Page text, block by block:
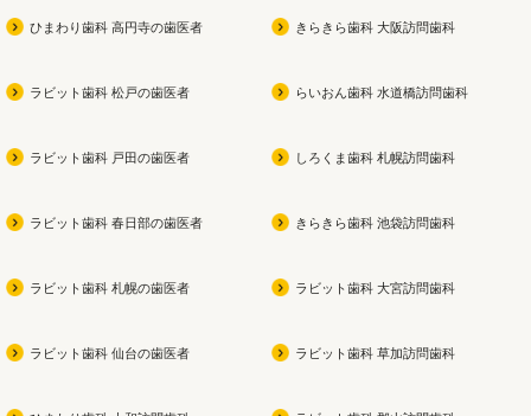
ひまわり歯科 高円寺の歯医者
ラビット歯科 松戸の歯医者
ラビット歯科 戸田の歯医者
ラビット歯科 春日部の歯医者
ラビット歯科 札幌の歯医者
ラビット歯科 仙台の歯医者
きらきら歯科 大阪訪問歯科
らいおん歯科 水道橋訪問歯科
しろくま歯科 札幌訪問歯科
きらきら歯科 池袋訪問歯科
ラビット歯科 大宮訪問歯科
ラビット歯科 草加訪問歯科